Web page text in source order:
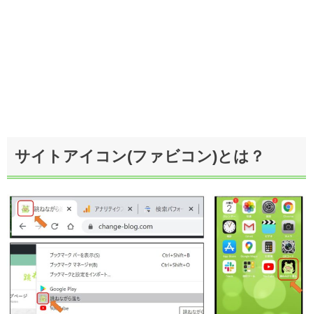
サイトアイコン(ファビコン)とは？